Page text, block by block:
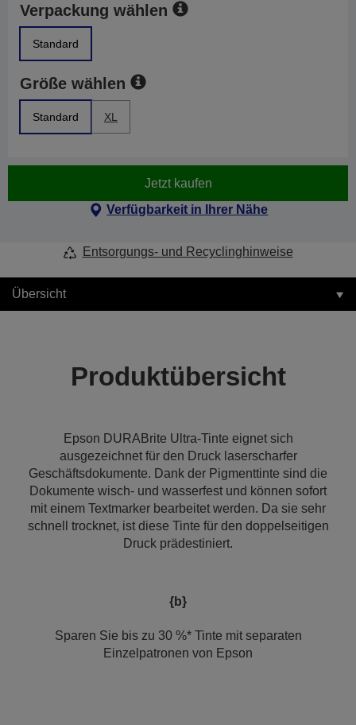
Verpackung wählen
Standard
Größe wählen
Standard XL
Jetzt kaufen
Verfügbarkeit in Ihrer Nähe
Entsorgungs- und Recyclinghinweise
Übersicht
Produktübersicht
Epson DURABrite Ultra-Tinte eignet sich
ausgezeichnet für den Druck laserscharfer
Geschäftsdokumente. Dank der Pigmenttinte sind die
Dokumente wisch- und wasserfest und können sofort
mit einem Textmarker bearbeitet werden. Da sie sehr
schnell trocknet, ist diese Tinte für den doppelseitigen
Druck prädestiniert.
{b}
Sparen Sie bis zu 30 %* Tinte mit separaten
Einzelpatronen von Epson